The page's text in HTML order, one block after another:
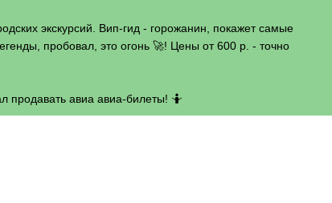
экскурсий. Вип-гид - горожанин, покажет самые
пробовал, это огонь 🚀! Цены от 600 р. - точно
продавать авиа авиа-билеты! 🤷